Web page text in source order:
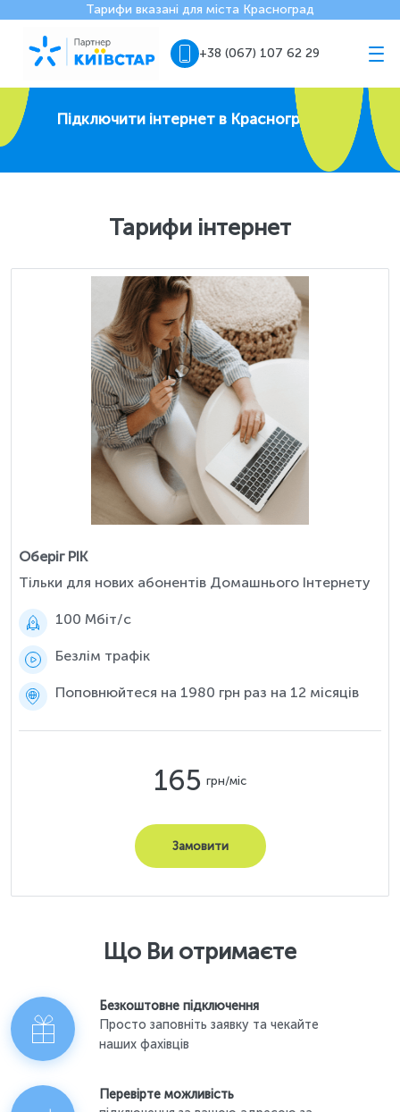
Тарифи вказані для міста Красноград
+38 (067) 107 62 29
Підключити інтернет в Краснограде
Тарифи інтернет
Оберіг РІК
Тільки для нових абонентів Домашнього Інтернету
100 Мбіт/c
Безлім трафік
Поповнюйтеся на 1980 грн раз на 12 місяців
165 грн/міс
Замовити
Що Ви отримаєте
Безкоштовне підключення
Просто заповніть заявку та чекайте
наших фахівців
Перевірте можливість